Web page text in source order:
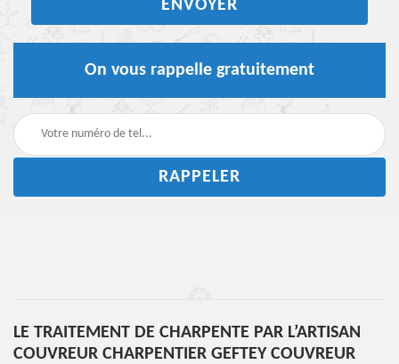
On vous rappelle gratuitement
LE TRAITEMENT DE CHARPENTE PAR L’ARTISAN
COUVREUR CHARPENTIER GEFTEY COUVREUR